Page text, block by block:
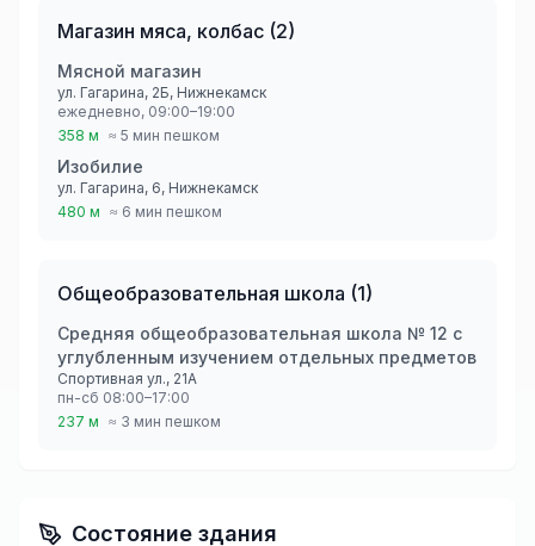
Магазин мяса, колбас (2)
Мясной магазин
ул. Гагарина, 2Б, Нижнекамск
ежедневно, 09:00–19:00
358 м ≈ 5 мин пешком
Изобилие
ул. Гагарина, 6, Нижнекамск
480 м ≈ 6 мин пешком
Общеобразовательная школа (1)
Средняя общеобразовательная школа № 12 с
углубленным изучением отдельных предметов
Спортивная ул., 21А
пн-сб 08:00–17:00
237 м ≈ 3 мин пешком
Состояние здания